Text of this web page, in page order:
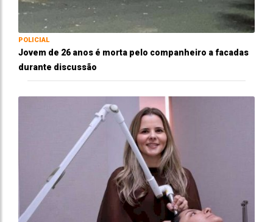
POLICIAL
Jovem de 26 anos é morta pelo companheiro a facadas
durante discussão